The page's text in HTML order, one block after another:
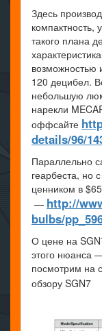
Здесь
компактность,
такого плана
возможностью
120 децибел.
небольшую
нарекли
оффсайте
details/96/
Параллельно
геарбеста, но
ценником в
— http://
bulbs/
О цене на
этого нюанса
посмотрим на
обзору SGN7